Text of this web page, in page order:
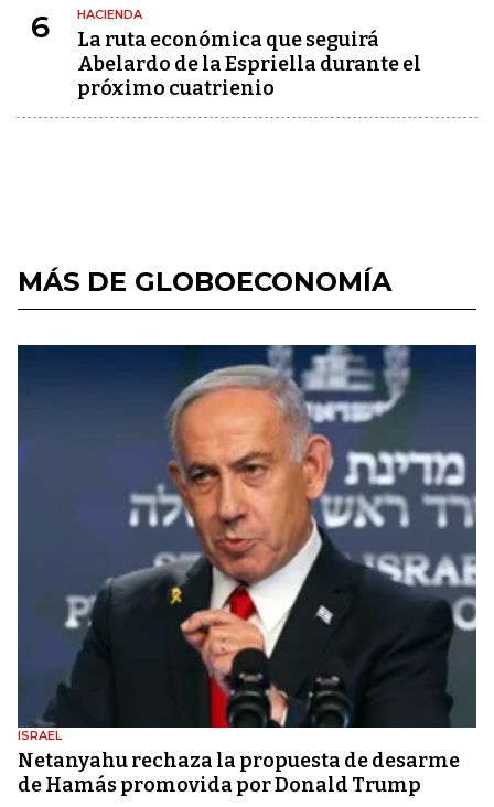
6 HACIENDA
La ruta económica que seguirá
Abelardo de la Espriella durante el
próximo cuatrienio
MÁS DE GLOBOECONOMÍA
ISRAEL
Netanyahu rechaza la propuesta de desarme
de Hamás promovida por Donald Trump